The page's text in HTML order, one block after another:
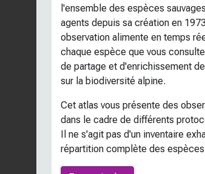
l'ensemble des espèces
agents depuis sa création en
observation alimente en temps
chaque espèce que vous
de partage et d'enrichissement
sur la biodiversité alpine.
Cet atlas vous présente des
dans le cadre de différents
Il ne s'agit pas d'un inventaire
répartition complète des